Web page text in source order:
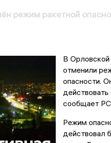
режим ракетной
В Орловской
отменили
опасности.
сообщает
Режим
действовал